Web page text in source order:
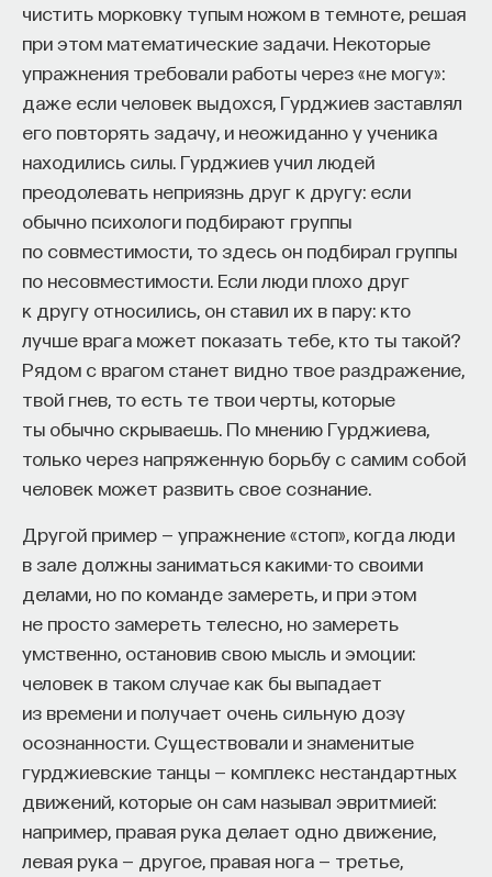
чистить морковку тупым ножом в темноте, решая
при этом математические задачи. Некоторые
упражнения требовали работы через «не могу»:
даже если человек выдохся, Гурджиев заставлял
его повторять задачу, и неожиданно у ученика
находились силы. Гурджиев учил людей
преодолевать неприязнь друг к другу: если
обычно психологи подбирают группы
по совместимости, то здесь он подбирал группы
по несовместимости. Если люди плохо друг
к другу относились, он ставил их в пару: кто
лучше врага может показать тебе, кто ты такой?
Рядом с врагом станет видно твое раздражение,
твой гнев, то есть те твои черты, которые
ты обычно скрываешь. По мнению Гурджиева,
только через напряженную борьбу с самим собой
человек может развить свое сознание.
Другой пример — упражнение «стоп», когда люди
в зале должны заниматься какими-то своими
делами, но по команде замереть, и при этом
не просто замереть телесно, но замереть
умственно, остановив свою мысль и эмоции:
человек в таком случае как бы выпадает
из времени и получает очень сильную дозу
осознанности. Существовали и знаменитые
гурджиевские танцы — комплекс нестандартных
движений, которые он сам называл эвритмией:
например, правая рука делает одно движение,
левая рука — другое, правая нога — третье,